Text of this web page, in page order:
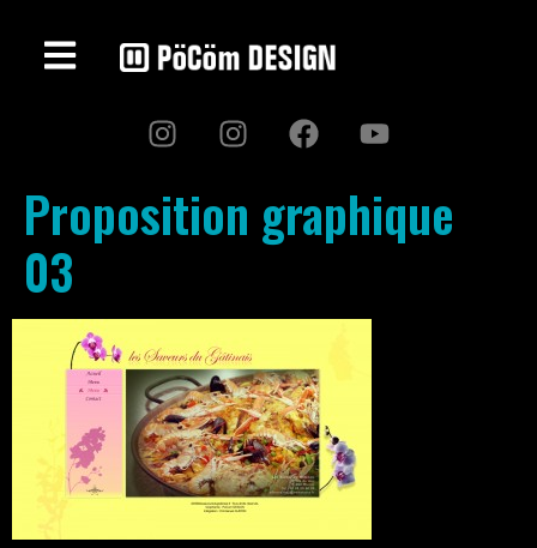
Proposition graphique
03